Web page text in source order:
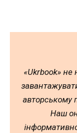
«Ukrbook»
авторському
Наш